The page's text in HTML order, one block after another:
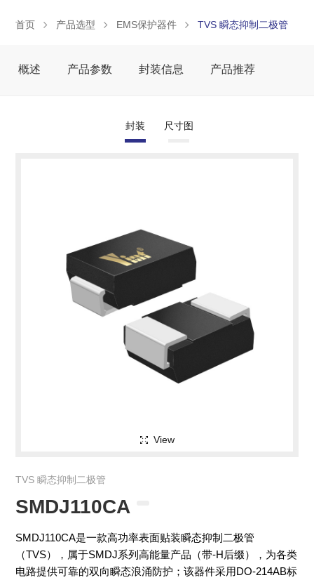
首页 产品选型 EMS保护器件 TVS 瞬态抑制二极管
概述 产品参数 封装信息 产品推荐
封装 尺寸图
View
TVS 瞬态抑制二极管
SMDJ110CA
SMDJ110CA是一款高功率表面贴装瞬态抑制二极管
（TVS），属于SMDJ系列高能量产品（带-H后缀），为各类
电路提供可靠的双向瞬态浪涌防护；该器件采用DO-214AB标